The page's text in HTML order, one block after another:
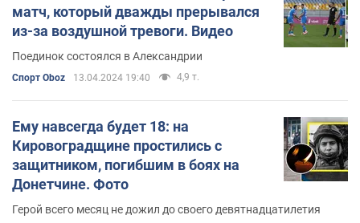
матч, который дважды прерывался
из-за воздушной тревоги. Видео
Поединок состоялся в Александрии
Спорт Oboz 13.04.2024 19:40 4,9 т.
Ему навсегда будет 18: на
Кировоградщине простились с
защитником, погибшим в боях на
Донетчине. Фото
Герой всего месяц не дожил до своего девятнадцатилетия